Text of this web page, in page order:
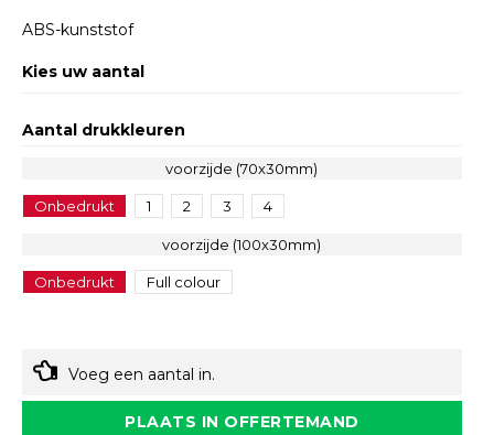
ABS-kunststof
Kies uw aantal
Aantal drukkleuren
voorzijde (70x30mm)
Onbedrukt 1 2 3 4
voorzijde (100x30mm)
Onbedrukt Full colour
Voeg een aantal in.
PLAATS IN OFFERTEMAND